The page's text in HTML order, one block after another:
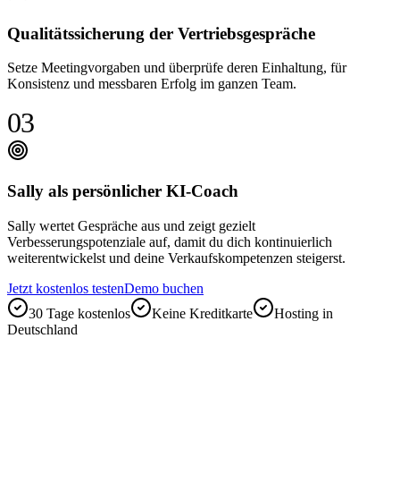
Qualitätssicherung der Vertriebsgespräche
Setze Meetingvorgaben und überprüfe deren Einhaltung, für
Konsistenz und messbaren Erfolg im ganzen Team.
03
Sally als persönlicher KI-Coach
Sally wertet Gespräche aus und zeigt gezielt
Verbesserungspotenziale auf, damit du dich kontinuierlich
weiterentwickelst und deine Verkaufskompetenzen steigerst.
Jetzt kostenlos testenDemo buchen
30 Tage kostenlos
Keine Kreditkarte
Hosting in
Deutschland